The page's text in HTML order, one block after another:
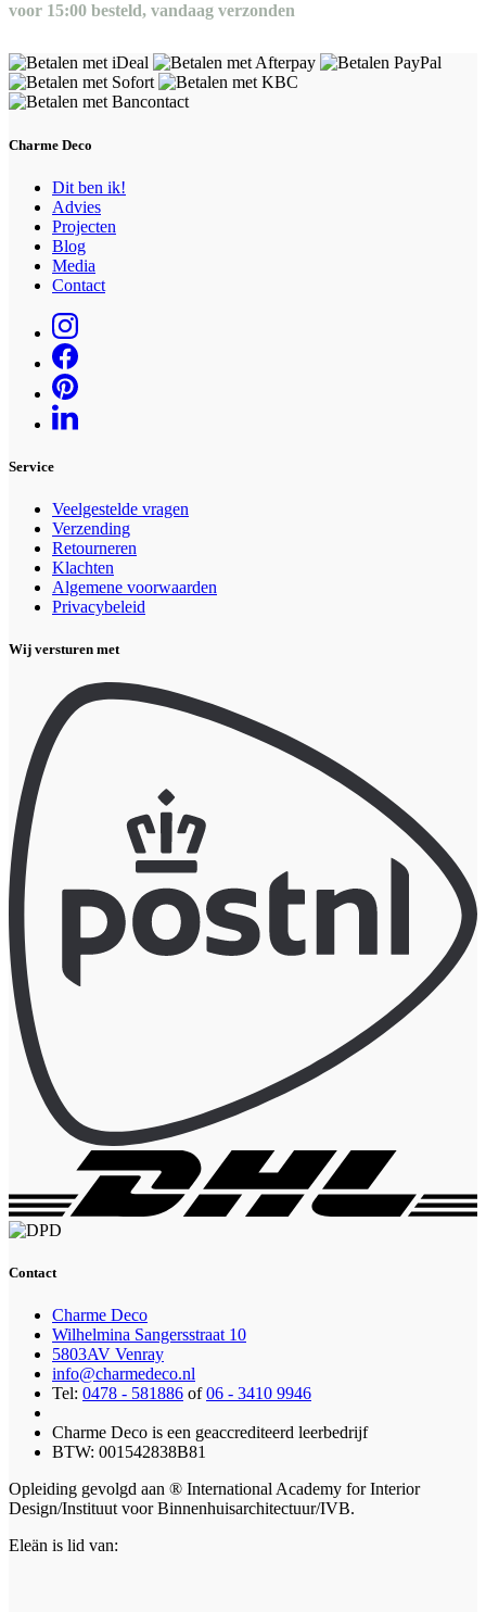
voor 15:00 besteld, vandaag verzonden
Charme Deco
Dit ben ik!
Advies
Projecten
Blog
Media
Contact
Service
Veelgestelde vragen
Verzending
Retourneren
Klachten
Algemene voorwaarden
Privacybeleid
Wij versturen met
Contact
Charme Deco
Wilhelmina Sangersstraat 10
5803AV Venray
info@charmedeco.nl
Tel: 0478 - 581886 of06 - 3410 9946
Charme Deco is een geaccrediteerd leerbedrijf
BTW: 001542838B81
Opleiding gevolgd aan ® International Academy for Interior
Design/Instituut voor Binnenhuisarchitectuur/IVB.
Eleän is lid van: